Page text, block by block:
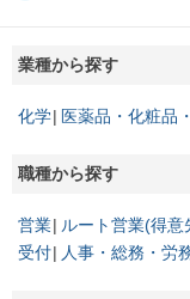
業種から探す
化学 医薬品・化粧品
職種から探す
営業 ルート営業(得意
受付
人事・総務・労